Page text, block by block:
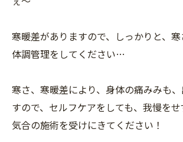
寒暖差がありますので、しっかりと、寒
体調管理をしてください…
寒さ、寒暖差により、身体の痛みみも
すので、セルフケアをしても、我慢を
気合の施術を受けにきてください！